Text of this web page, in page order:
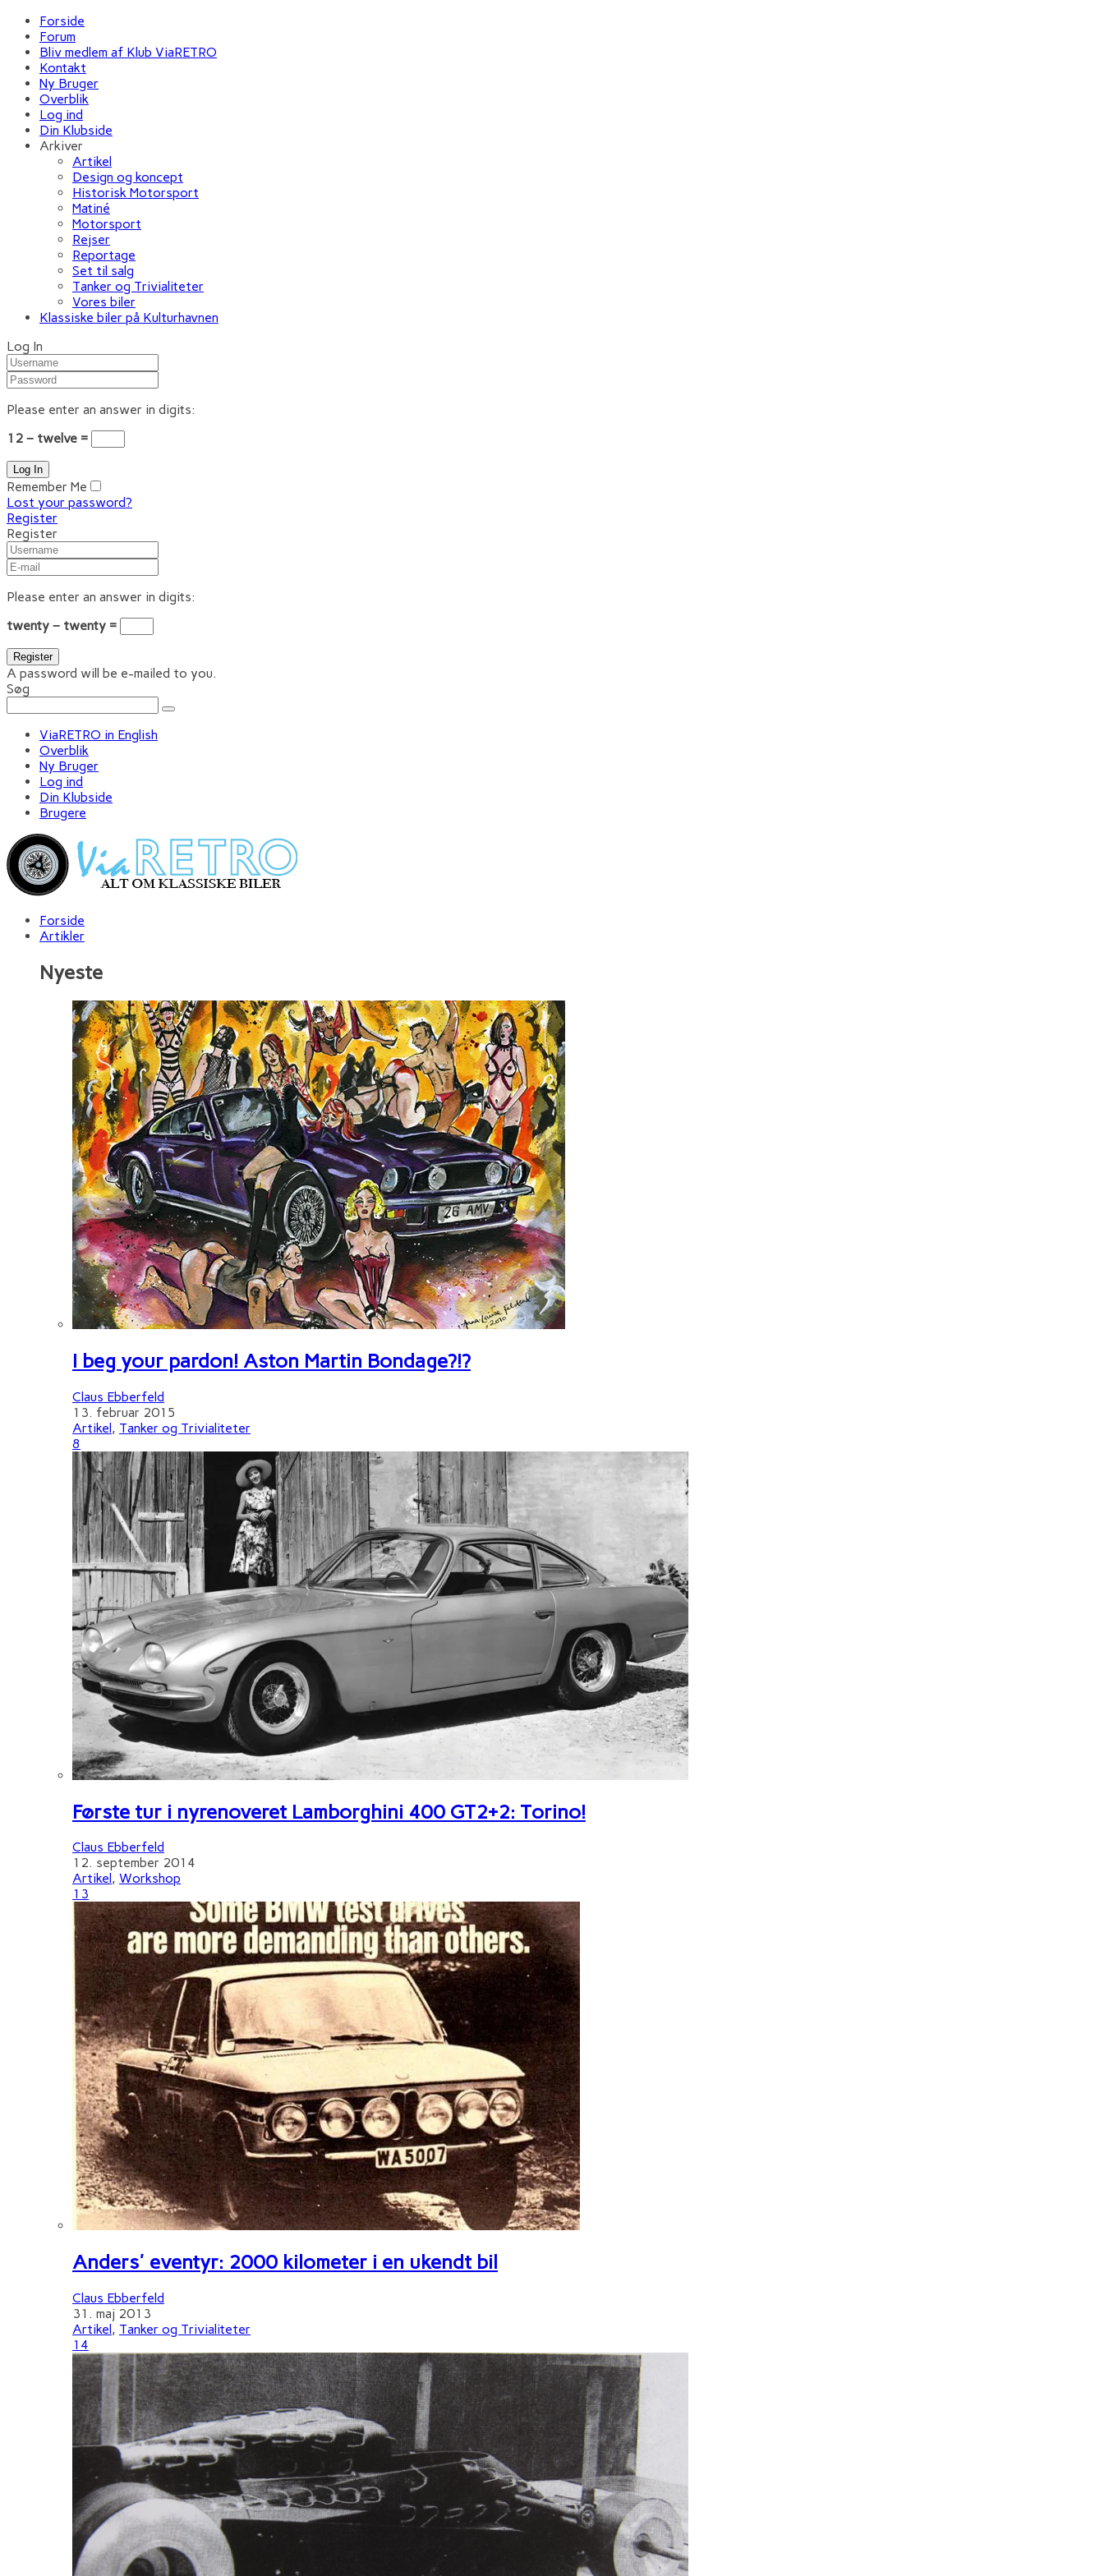
Forside
Forum
Bliv medlem af Klub ViaRETRO
Kontakt
Ny Bruger
Overblik
Log ind
Din Klubside
Arkiver
Artikel
Design og koncept
Historisk Motorsport
Matiné
Motorsport
Rejser
Reportage
Set til salg
Tanker og Trivialiteter
Vores biler
Klassiske biler på Kulturhavnen
Log In
Please enter an answer in digits:
12 − twelve =
Remember Me
Lost your password?
Register
Register
Please enter an answer in digits:
twenty − twenty =
A password will be e-mailed to you.
Søg
ViaRETRO in English
Overblik
Ny Bruger
Log ind
Din Klubside
Brugere
Forside
Artikler
Nyeste
I beg your pardon! Aston Martin Bondage?!?
Claus Ebberfeld
13. februar 2015
Artikel, Tanker og Trivialiteter
8
Første tur i nyrenoveret Lamborghini 400 GT2+2: Torino!
Claus Ebberfeld
12. september 2014
Artikel , Workshop
13
Anders' eventyr: 2000 kilometer i en ukendt bil
Claus Ebberfeld
31. maj 2013
Artikel , Tanker og Trivialiteter
14